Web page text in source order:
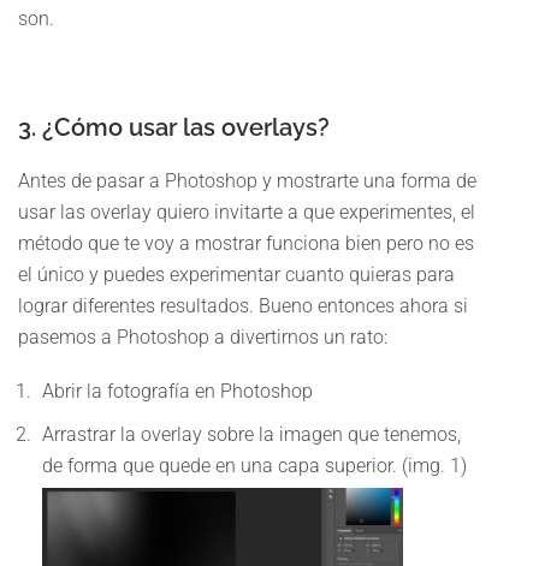
son.
3. ¿Cómo usar las overlays?
Antes de pasar a Photoshop y mostrarte una forma de
usar las overlay quiero invitarte a que experimentes, el
método que te voy a mostrar funciona bien pero no es
el único y puedes experimentar cuanto quieras para
lograr diferentes resultados. Bueno entonces ahora si
pasemos a Photoshop a divertirnos un rato:
Abrir la fotografía en Photoshop
Arrastrar la overlay sobre la imagen que tenemos,
de forma que quede en una capa superior. (img. 1)